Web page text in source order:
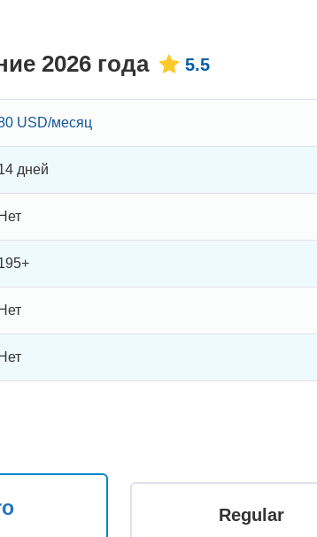
2026 года 5.5
USD/месяц
дней
Нет
Нет
Нет
Regular